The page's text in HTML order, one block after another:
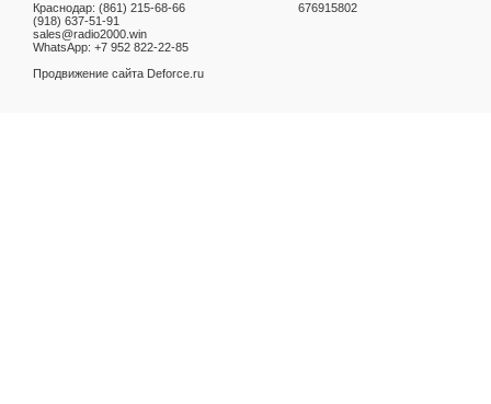
Краснодар: (861) 215-68-66
(918) 637-51-91
sales@radio2000.win
WhatsApp: +7 952 822-22-85
676915802
Продвижение сайта Deforce.ru